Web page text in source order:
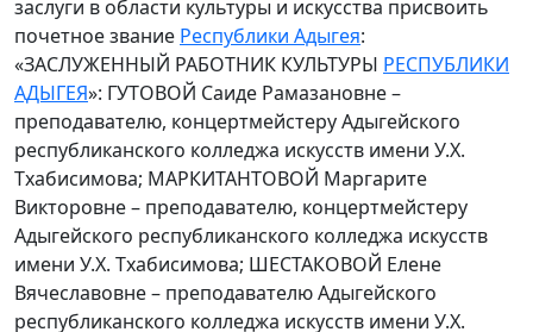
заслуги в области культуры и искусства присвоить
почетное звание Республики Адыгея:
«ЗАСЛУЖЕННЫЙ РАБОТНИК КУЛЬТУРЫ РЕСПУБЛИКИ
АДЫГЕЯ»: ГУТОВОЙ Саиде Рамазановне –
преподавателю, концертмейстеру Адыгейского
республиканского колледжа искусств имени У.Х.
Тхабисимова; МАРКИТАНТОВОЙ Маргарите
Викторовне – преподавателю, концертмейстеру
Адыгейского республиканского колледжа искусств
имени У.Х. Тхабисимова; ШЕСТАКОВОЙ Елене
Вячеславовне – преподавателю Адыгейского
республиканского колледжа искусств имени У.Х.